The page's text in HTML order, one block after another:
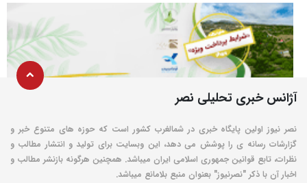
آژانس خبری تحلیلی نصر
نصر نیوز اولین پایگاه خبری در شمالغرب کشور است که حوزه های متنوع خبر و
گزارشات رسانه ی را پوشش می دهد، این وبسایت برای تولید و انتشار مطالب و
نظرات، تابع قوانین جمهوری اسلامی ایران میباشد. همچنین هرگونه بازنشر مطالب و
اخبار آن با ذکر "نصرنیوز" بعنوان منبع بلامانع میباشد.